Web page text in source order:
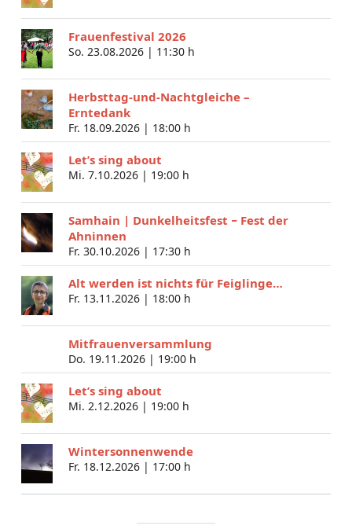
Frauenfestival 2026
So. 23.08.2026 | 11:30 h
Herbsttag-und-Nachtgleiche –
Erntedank
Fr. 18.09.2026 | 18:00 h
Let’s sing about
Mi. 7.10.2026 | 19:00 h
Samhain | Dunkelheitsfest − Fest der
Ahninnen
Fr. 30.10.2026 | 17:30 h
Alt werden ist nichts für Feiglinge…
Fr. 13.11.2026 | 18:00 h
Mitfrauenversammlung
Do. 19.11.2026 | 19:00 h
Let’s sing about
Mi. 2.12.2026 | 19:00 h
Wintersonnenwende
Fr. 18.12.2026 | 17:00 h